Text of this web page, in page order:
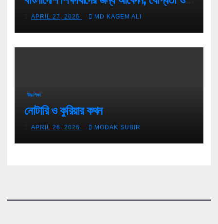
টিপস
APRIL 27, 2026 MD KAGEM ALI
উচ্চশিক্ষা
নোটারি ও কুরিয়ার কথন
APRIL 26, 2026 MODAK SUBIR